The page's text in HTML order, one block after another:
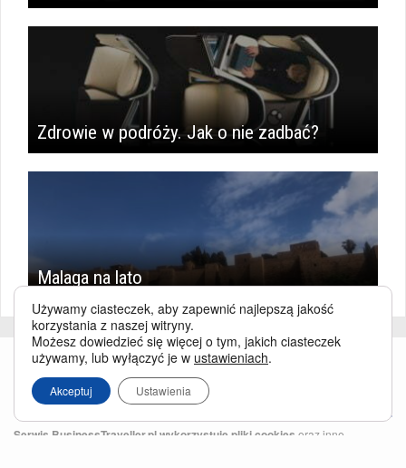
Zdrowie w podróży. Jak o nie zadbać?
Malaga na lato
Serwis BusinessTraveller.pl wykorzystuje pliki cookies oraz inne
Używamy ciasteczek, aby zapewnić najlepszą jakość
korzystania z naszej witryny.
Możesz dowiedzieć się więcej o tym, jakich ciasteczek
używamy, lub wyłączyć je w ustawieniach.
Akceptuj Ustawienia